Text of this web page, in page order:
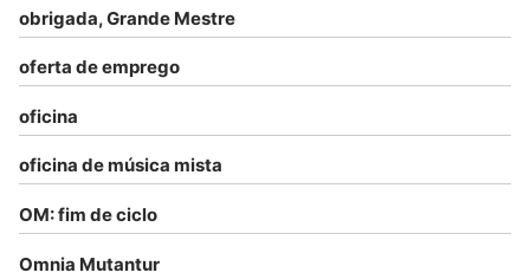
obrigada, Grande Mestre
oferta de emprego
oficina
oficina de música mista
OM: fim de ciclo
Omnia Mutantur